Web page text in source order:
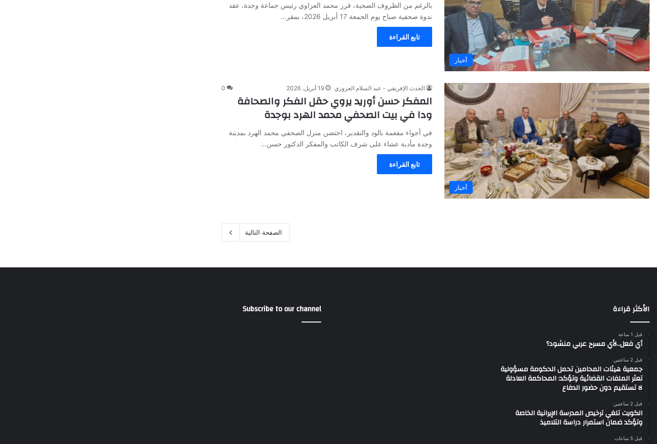
أخبار
بالرغم من الظروف الصحية، قرر محمد العزاوي رئيس جماعة وجدة، عقد
ندوة صحفية صباح يوم الجمعة 17 أبريل 2026، بمقر…
تابع القراءة
أخبار
الحدث الإفريقي - عبد السلام العزوزي 19 أبريل، 2026 0
المفكر حسن أوريد يروي حقل الفكر والصحافة
ودا في بيت الصحفي محمد الهرد بوجدة
في أجواء مفعمة بالود والتقدير، احتضن منزل الصحفي محمد الهرد بمدينة
وجدة مأدبة عشاء على شرف الكاتب والمفكر الدكتور حسن…
تابع القراءة
الصفحة التالية
الأكثر قراءة
قبل 1 ساعة
أي فعل..لأي مسرح عربي منشود؟
قبل 2 ساعتين
جمعية هيئات المحامين تحمل الحكومة مسؤولية
تعثر الملفات القضائية وتؤكد: المحاكمة العادلة
لا تستقيم دون حضور الدفاع
قبل 2 ساعتين
الكويت تلغي ترخيص المدرسة الإيرانية الخاصة
وتؤكد ضمان استمرار دراسة التلاميذ
قبل 5 ساعات
Subscribe to our channel